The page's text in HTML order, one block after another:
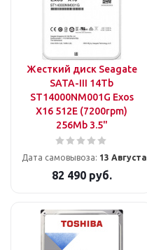
Жесткий диск Seagate
SATA-III 14Tb
ST14000NM001G Exos
X16 512E (7200rpm)
256Mb 3.5"
Дата самовывоза: 13 Августа
82 490руб.